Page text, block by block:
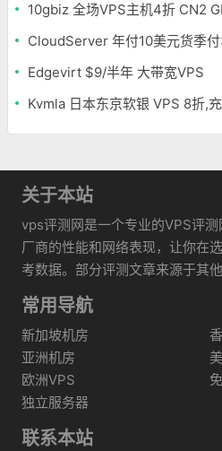
10gbiz 全场VPS主机4折 CN2
CloudServer 年付10美元货季
Edgevirt $9/半年 大带宽VPS
Kvmla 日本东京软银 VPS 8折,
关于本站
vps评测网是一个专业的VPS评
厂商的性能和网络表现，让你在
考数据。部分评测文章来源于其他
常用导航
新加坡机房
亚洲机房
欧洲VPS
独立服务器
联系本站